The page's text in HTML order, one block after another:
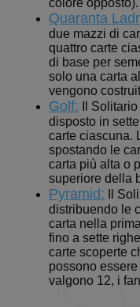
colore opposto).
Quaranta
due mazzi di
quattro carte
di base per
solo una carta
vengono
Golf: Il
disposto in
carte ciascuna.
spostando le
carta più alta o
superiore della
Pyramid: Il
distribuendo le
carta nella
fino a sette
carte scoperte
possono
valgono 12, i